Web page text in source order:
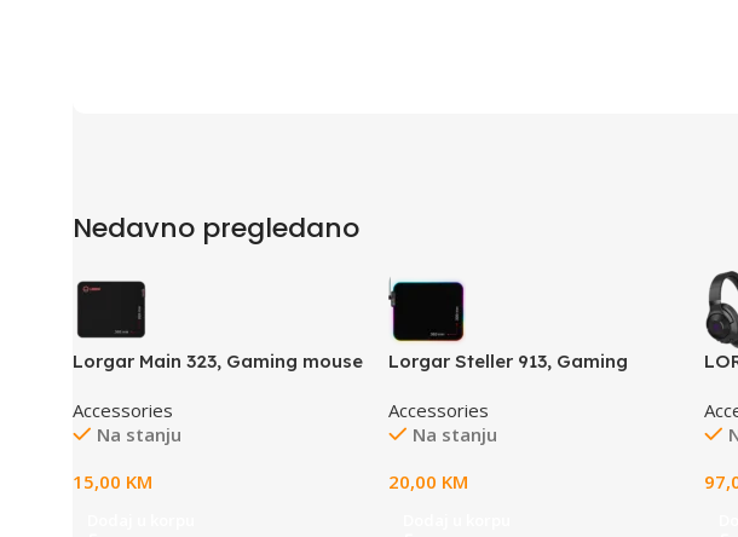
Nedavno pregledano
Lorgar Main 323, Gaming mouse
Red anti-slip rubber base, size:
360mm x 300mm x 3mm, weight
Accessories
Na stanju
15,00 KM
Lorgar Steller 913, Gaming
surface, anti-slip rubber base,
RGB backlight, USB connection,
size: 360mm x 300mm x 3mm,
Accessories
Na stanju
20,00 KM